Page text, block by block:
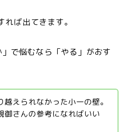
ば出てきます。
」で悩むなら「やる」がおす
越えられなかった小一の壁。
御さんの参考になればいい